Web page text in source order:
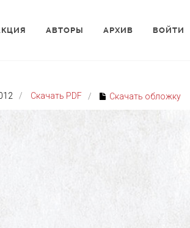
АВТОРЫ АРХИВ ВОЙТИ
Скачать PDF Скачать обложку